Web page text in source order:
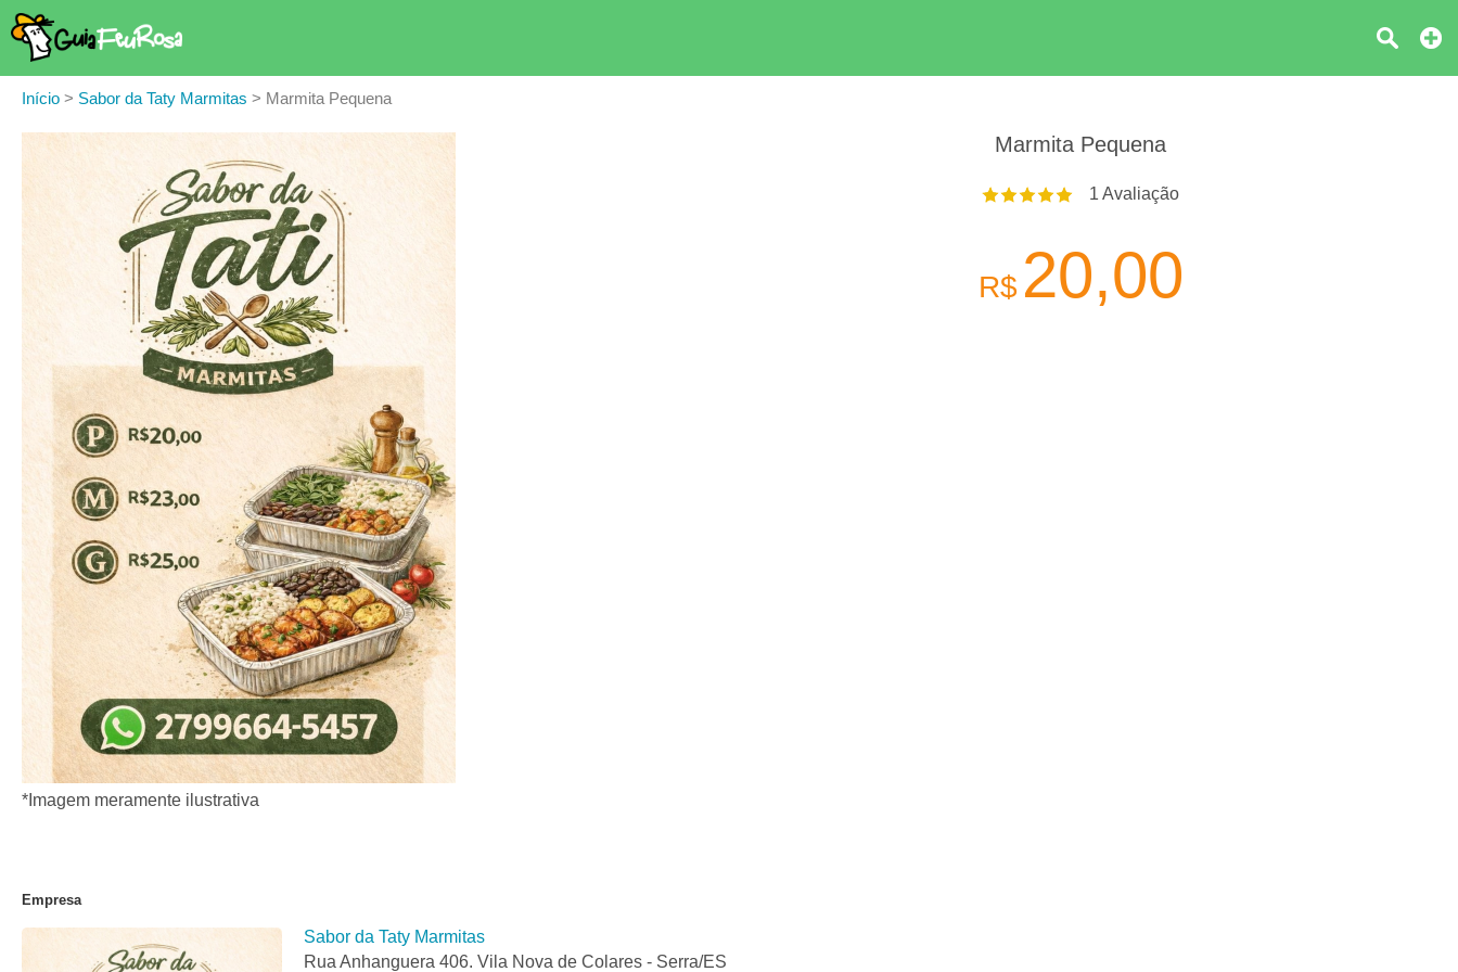
Início > Sabor da Taty Marmitas > Marmita Pequena
*Imagem meramente ilustrativa
Marmita Pequena
1 Avaliação
R$ 20,00
Empresa
Sabor da Taty Marmitas
Rua Anhanguera 406. Vila Nova de Colares - Serra/ES